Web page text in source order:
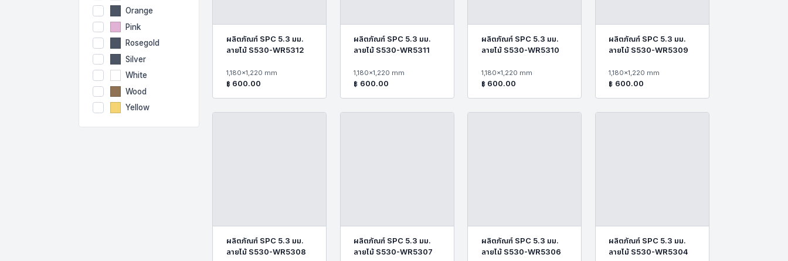
Orange
Pink
Rosegold
Silver
White
Wood
Yellow
ผลิตภัณฑ์ SPC 5.3 มม.
ลายไม้ S530-WR5312
1,180x1,220 mm
฿ 600.00
ผลิตภัณฑ์ SPC 5.3 มม.
ลายไม้ S530-WR5311
1,180x1,220 mm
฿ 600.00
ผลิตภัณฑ์ SPC 5.3 มม.
ลายไม้ S530-WR5310
1,180x1,220 mm
฿ 600.00
ผลิตภัณฑ์ SPC 5.3 มม.
ลายไม้ S530-WR5309
1,180x1,220 mm
฿ 600.00
ผลิตภัณฑ์ SPC 5.3 มม.
ลายไม้ S530-WR5308
ผลิตภัณฑ์ SPC 5.3 มม.
ลายไม้ S530-WR5307
ผลิตภัณฑ์ SPC 5.3 มม.
ลายไม้ S530-WR5306
ผลิตภัณฑ์ SPC 5.3 มม.
ลายไม้ S530-WR5304